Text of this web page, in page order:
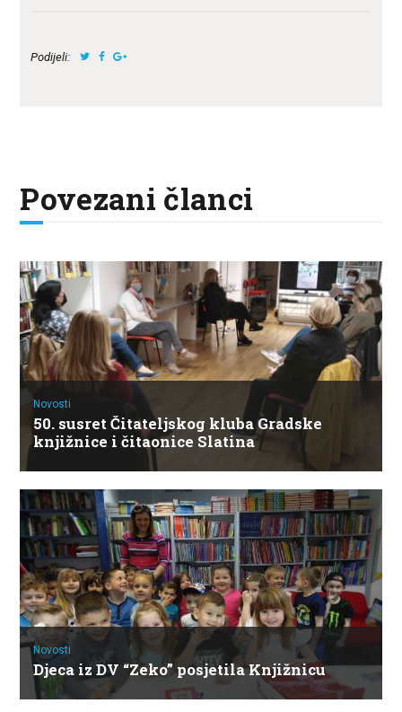
Podijeli:
Povezani članci
Novosti
50. susret Čitateljskog kluba Gradske
knjižnice i čitaonice Slatina
Novosti
Djeca iz DV “Zeko” posjetila Knjižnicu